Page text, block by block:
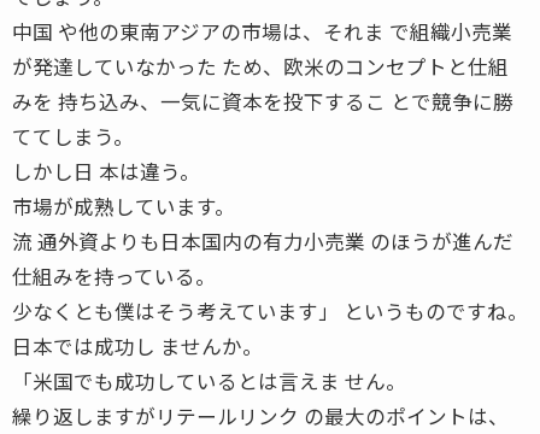
中国 や他の東南アジアの市場は、それま で組織小売業
が発達していなかった ため、欧米のコンセプトと仕組
みを 持ち込み、一気に資本を投下するこ とで競争に勝
ててしまう。
しかし日 本は違う。
市場が成熟しています。
流 通外資よりも日本国内の有力小売業 のほうが進んだ
仕組みを持っている。
少なくとも僕はそう考えています」 というものですね。
日本では成功し ませんか。
「米国でも成功しているとは言えま せん。
繰り返しますがリテールリンク の最大のポイントは、